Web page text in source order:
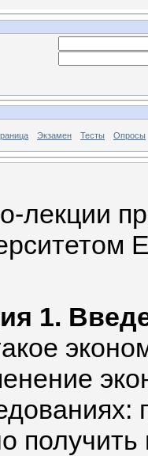
Экзамен Тесты Опросы
лекции
1.